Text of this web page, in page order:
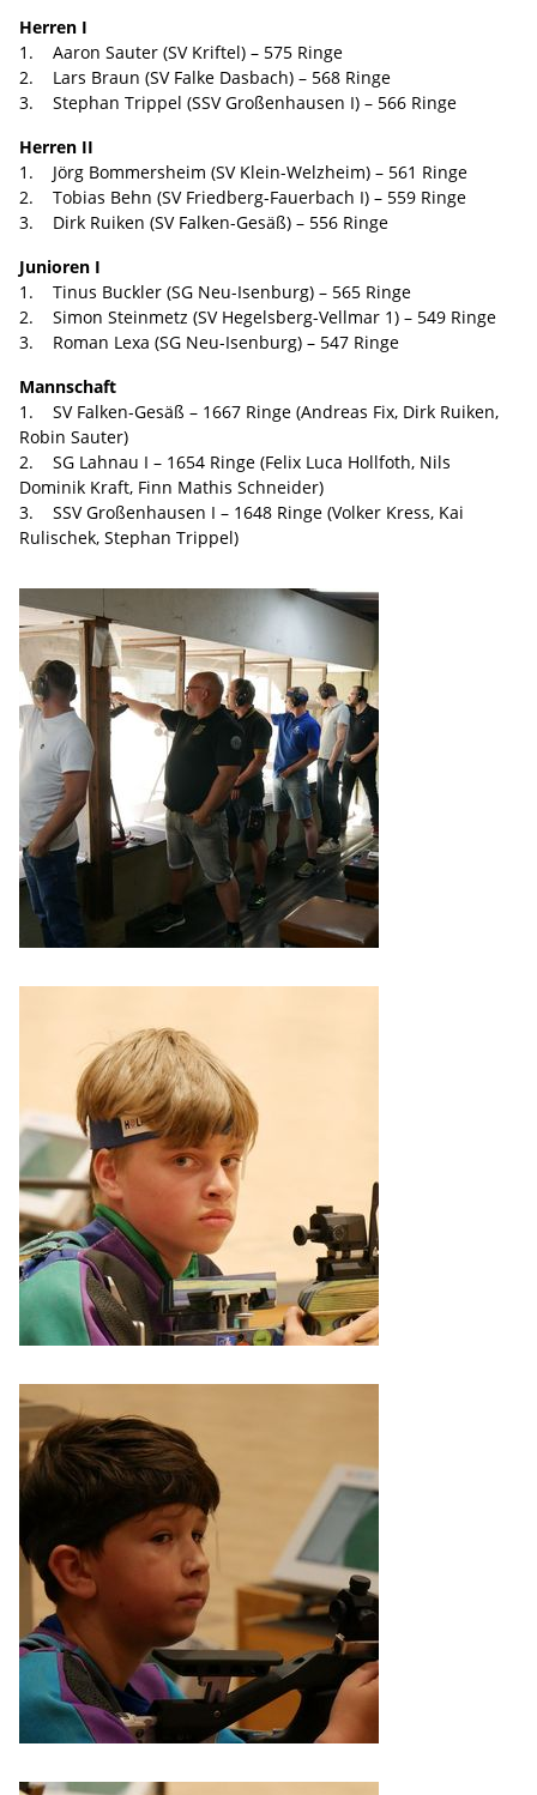
Herren I
1. Aaron Sauter (SV Kriftel) – 575 Ringe
2. Lars Braun (SV Falke Dasbach) – 568 Ringe
3. Stephan Trippel (SSV Großenhausen I) – 566 Ringe
Herren II
1. Jörg Bommersheim (SV Klein-Welzheim) – 561 Ringe
2. Tobias Behn (SV Friedberg-Fauerbach I) – 559 Ringe
3. Dirk Ruiken (SV Falken-Gesäß) – 556 Ringe
Junioren I
1. Tinus Buckler (SG Neu-Isenburg) – 565 Ringe
2. Simon Steinmetz (SV Hegelsberg-Vellmar 1) – 549 Ringe
3. Roman Lexa (SG Neu-Isenburg) – 547 Ringe
Mannschaft
1. SV Falken-Gesäß – 1667 Ringe (Andreas Fix, Dirk Ruiken,
Robin Sauter)
2. SG Lahnau I – 1654 Ringe (Felix Luca Hollfoth, Nils
Dominik Kraft, Finn Mathis Schneider)
3. SSV Großenhausen I – 1648 Ringe (Volker Kress, Kai
Rulischek, Stephan Trippel)